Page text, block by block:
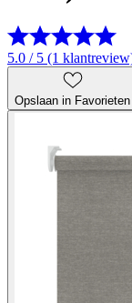
5.0 / 5 (1
Opslaan in Favorieten